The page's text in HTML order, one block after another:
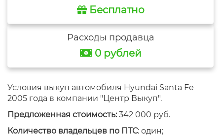
Бесплатно
Расходы продавца
0 рублей
Условия выкуп автомобиля Hyundai Santa Fe
2005 года в компании "Центр Выкуп".
Предложенная стоимость:342 000 руб.
Количество владельцев по ПТС: один;